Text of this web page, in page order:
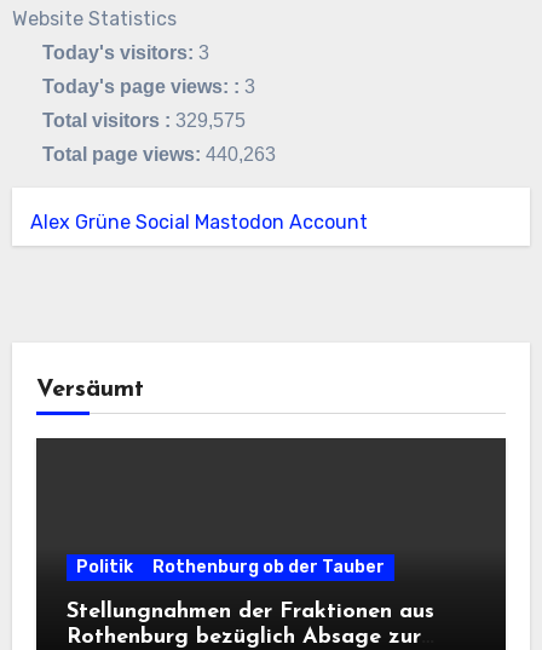
Website Statistics
Today's visitors:3
Today's page views: :3
Total visitors :329,575
Total page views:440,263
Alex Grüne Social Mastodon Account
Versäumt
Politik Rothenburg ob der Tauber
Stellungnahmen der Fraktionen aus
Rothenburg bezüglich Absage zur